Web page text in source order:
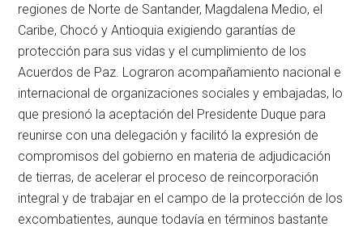
regiones de Norte de Santander, Magdalena Medio, el
Caribe, Chocó y Antioquia exigiendo garantías de
protección para sus vidas y el cumplimiento de los
Acuerdos de Paz. Lograron acompañamiento nacional e
internacional de organizaciones sociales y embajadas, lo
que presionó la aceptación del Presidente Duque para
reunirse con una delegación y facilitó la expresión de
compromisos del gobierno en materia de adjudicación
de tierras, de acelerar el proceso de reincorporación
integral y de trabajar en el campo de la protección de los
excombatientes, aunque todavía en términos bastante